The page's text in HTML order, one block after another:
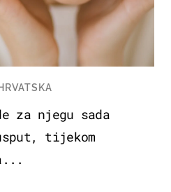
za njegu sada
tijekom